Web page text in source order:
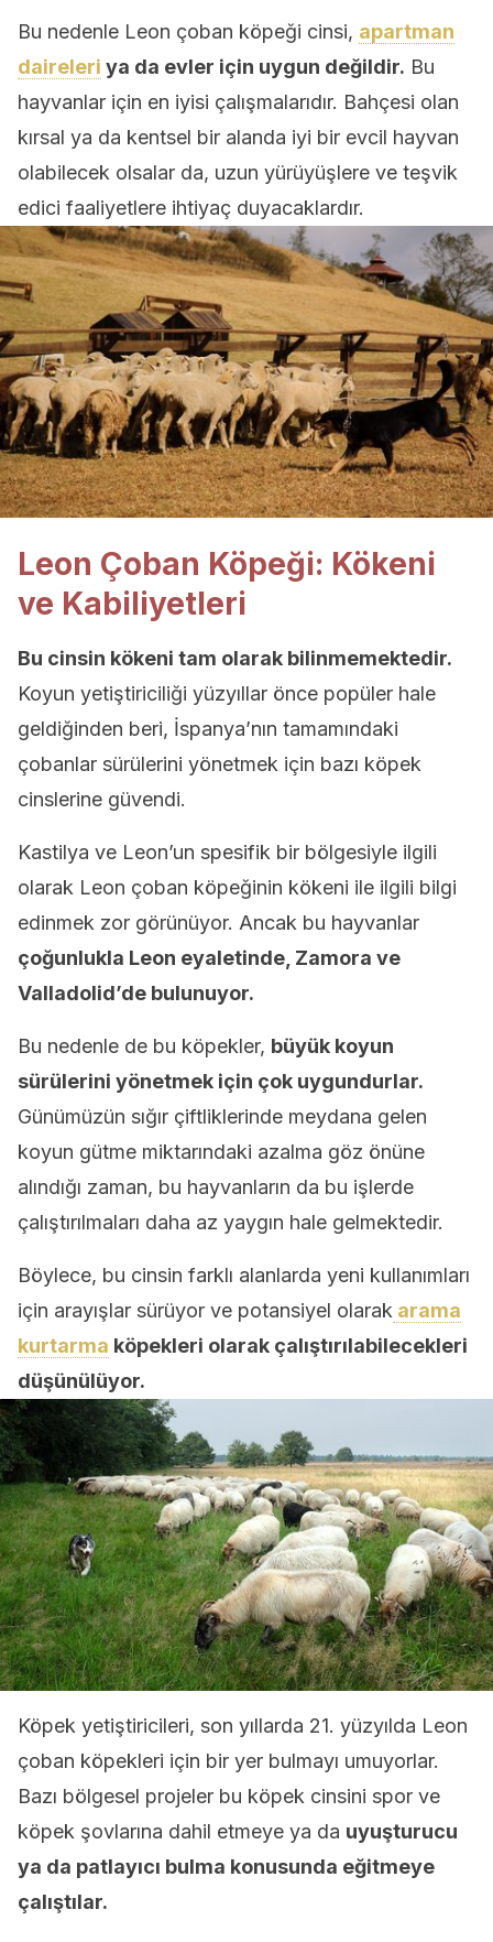
Bu nedenle Leon çoban köpeği cinsi, apartman
daireleri ya da evler için uygun değildir. Bu
hayvanlar için en iyisi çalışmalarıdır. Bahçesi olan
kırsal ya da kentsel bir alanda iyi bir evcil hayvan
olabilecek olsalar da, uzun yürüyüşlere ve teşvik
edici faaliyetlere ihtiyaç duyacaklardır.
Leon Çoban Köpeği: Kökeni
ve Kabiliyetleri
Bu cinsin kökeni tam olarak bilinmemektedir.
Koyun yetiştiriciliği yüzyıllar önce popüler hale
geldiğinden beri, İspanya’nın tamamındaki
çobanlar sürülerini yönetmek için bazı köpek
cinslerine güvendi.
Kastilya ve Leon’un spesifik bir bölgesiyle ilgili
olarak Leon çoban köpeğinin kökeni ile ilgili bilgi
edinmek zor görünüyor. Ancak bu hayvanlar
çoğunlukla Leon eyaletinde, Zamora ve
Valladolid’de bulunuyor.
Bu nedenle de bu köpekler, büyük koyun
sürülerini yönetmek için çok uygundurlar.
Günümüzün sığır çiftliklerinde meydana gelen
koyun gütme miktarındaki azalma göz önüne
alındığı zaman, bu hayvanların da bu işlerde
çalıştırılmaları daha az yaygın hale gelmektedir.
Böylece, bu cinsin farklı alanlarda yeni kullanımları
için arayışlar sürüyor ve potansiyel olarak arama
kurtarma köpekleri olarak çalıştırılabilecekleri
düşünülüyor.
Köpek yetiştiricileri, son yıllarda 21. yüzyılda Leon
çoban köpekleri için bir yer bulmayı umuyorlar.
Bazı bölgesel projeler bu köpek cinsini spor ve
köpek şovlarına dahil etmeye ya da uyuşturucu
ya da patlayıcı bulma konusunda eğitmeye
çalıştılar.